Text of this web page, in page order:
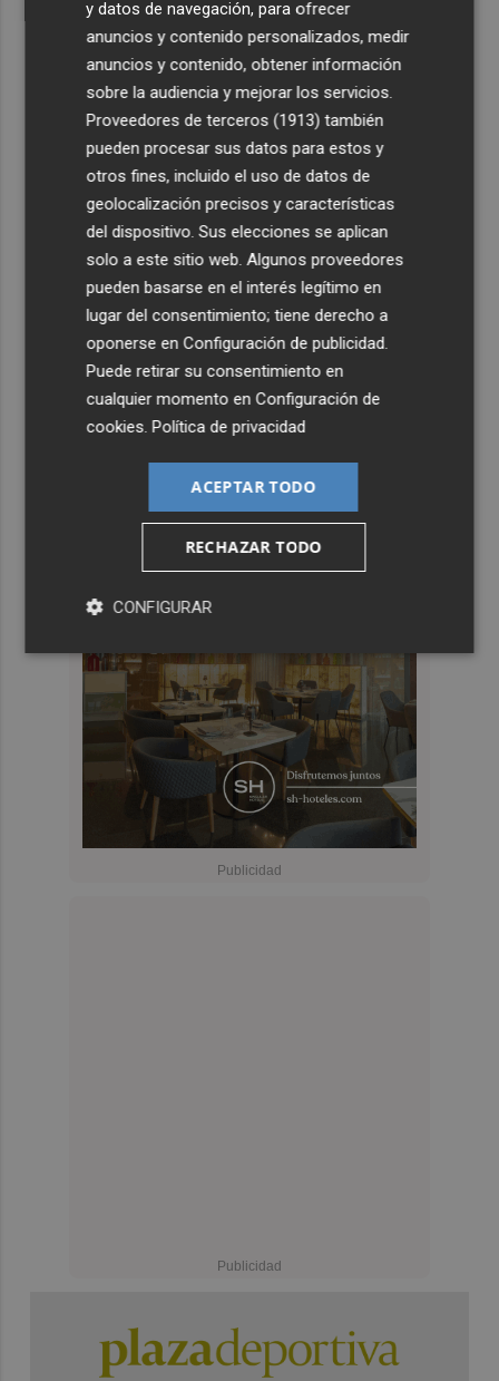
y datos de navegación, para ofrecer
anuncios y contenido personalizados, medir
anuncios y contenido, obtener información
sobre la audiencia y mejorar los servicios.
Proveedores de terceros (1913) también
pueden procesar sus datos para estos y
otros fines, incluido el uso de datos de
geolocalización precisos y características
del dispositivo. Sus elecciones se aplican
solo a este sitio web. Algunos proveedores
pueden basarse en el interés legítimo en
lugar del consentimiento; tiene derecho a
oponerse enConfiguración de publicidad
Puede retirar su consentimiento en
cualquier momento enConfiguración de
cookies .Política de privacidad
ACEPTAR TODO
RECHAZAR TODO
CONFIGURAR